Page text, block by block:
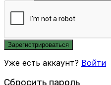
Зарегистрироваться
Уже есть аккаунт? Войти
Сбросить пароль